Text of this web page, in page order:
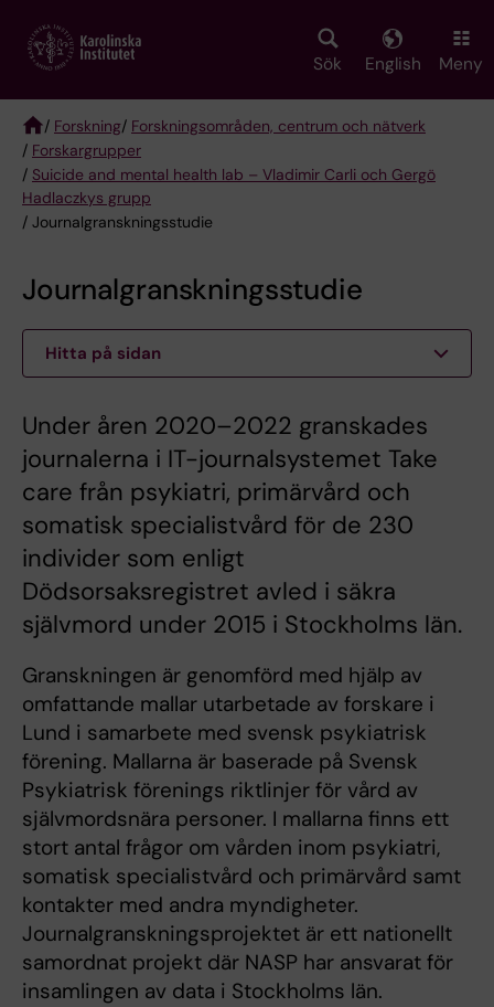
main
Sök English Meny
Breadcrumb
/ Forskning/ Forskningsområden, centrum och nätverk
/ Forskargrupper
/ Suicide and mental health lab – Vladimir Carli och Gergö
Hadlaczkys grupp
/ Journalgranskningsstudie
Journalgranskningsstudie
Hitta på sidan
Under åren 2020–2022 granskades
journalerna i IT-journalsystemet Take
care från psykiatri, primärvård och
somatisk specialistvård för de 230
individer som enligt
Dödsorsaksregistret avled i säkra
självmord under 2015 i Stockholms län.
Granskningen är genomförd med hjälp av
omfattande mallar utarbetade av forskare i
Lund i samarbete med svensk psykiatrisk
förening. Mallarna är baserade på Svensk
Psykiatrisk förenings riktlinjer för vård av
självmordsnära personer. I mallarna finns ett
stort antal frågor om vården inom psykiatri,
somatisk specialistvård och primärvård samt
kontakter med andra myndigheter.
Journalgranskningsprojektet är ett nationellt
samordnat projekt där NASP har ansvarat för
insamlingen av data i Stockholms län.